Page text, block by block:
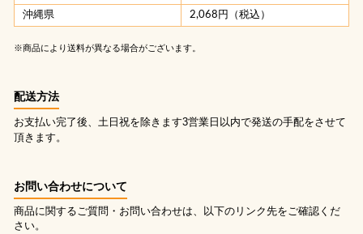
沖縄県 2,068円（税込）
※商品により送料が異なる場合がございます。
配送方法
お支払い完了後、土日祝を除きます3営業日以内で発送の手配をさせて
頂きます。
お問い合わせについて
商品に関するご質問・お問い合わせは、以下のリンク先をご確認くだ
さい。